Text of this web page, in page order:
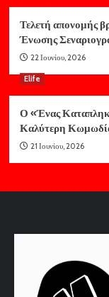
Τελετή απονομής
Ένωσης
22 Ιουνίου, 2026
Elife
Ο «Ένας
Καλύτερη Κωμωδία
21 Ιουνίου, 2026